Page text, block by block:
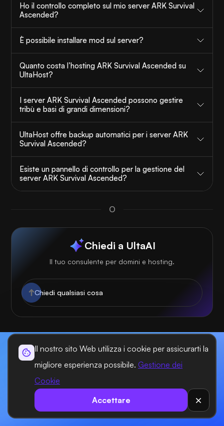
Il nostro sito Web utilizza i cookie per assicurarti la
migliore esperienza possibile. Gestione dei
Cookie
Accettare
Ho il controllo completo sul mio server ARK Survival
Ascended?
È possibile installare mod sul server?
Quanto costa l’hosting ARK Survival Ascended su
UltaHost?
I server ARK Survival Ascended possono gestire
tribù e basi di grandi dimensioni?
UltaHost offre backup automatici per i server ARK
Survival Ascended?
Esiste un pannello di controllo per la gestione del
server ARK Survival Ascended?
O
Chiedi a UltaAI
Il tuo consulente per domini e hosting.
Inizia oggi, fai crescere ogni progetto più
velocemente con UltaHost
Contattaci